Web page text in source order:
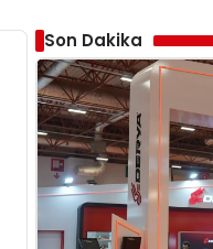
Son Dakika